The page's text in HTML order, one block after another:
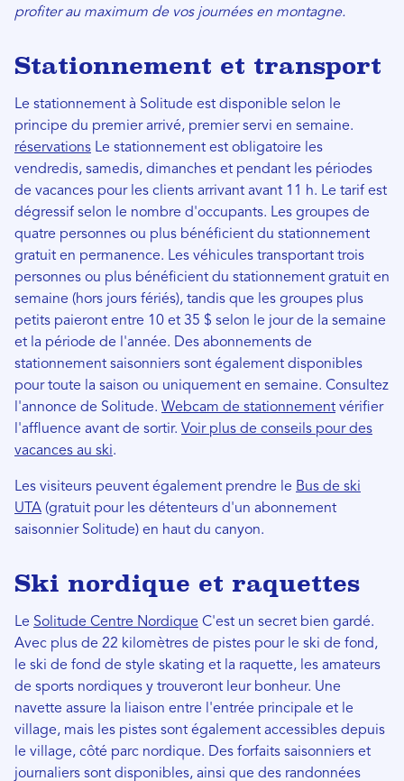
profiter au maximum de vos journées en montagne.
Stationnement et transport
Le stationnement à Solitude est disponible selon le
principe du premier arrivé, premier servi en semaine.
réservations Le stationnement est obligatoire les
vendredis, samedis, dimanches et pendant les périodes
de vacances pour les clients arrivant avant 11 h. Le tarif est
dégressif selon le nombre d'occupants. Les groupes de
quatre personnes ou plus bénéficient du stationnement
gratuit en permanence. Les véhicules transportant trois
personnes ou plus bénéficient du stationnement gratuit en
semaine (hors jours fériés), tandis que les groupes plus
petits paieront entre 10 et 35 $ selon le jour de la semaine
et la période de l'année. Des abonnements de
stationnement saisonniers sont également disponibles
pour toute la saison ou uniquement en semaine. Consultez
l'annonce de Solitude. Webcam de stationnement vérifier
l'affluence avant de sortir. Voir plus de conseils pour des
vacances au ski.
Les visiteurs peuvent également prendre le Bus de ski
UTA (gratuit pour les détenteurs d'un abonnement
saisonnier Solitude) en haut du canyon.
Ski nordique et raquettes
Le Solitude Centre Nordique C'est un secret bien gardé.
Avec plus de 22 kilomètres de pistes pour le ski de fond,
le ski de fond de style skating et la raquette, les amateurs
de sports nordiques y trouveront leur bonheur. Une
navette assure la liaison entre l'entrée principale et le
village, mais les pistes sont également accessibles depuis
le village, côté parc nordique. Des forfaits saisonniers et
journaliers sont disponibles, ainsi que des randonnées